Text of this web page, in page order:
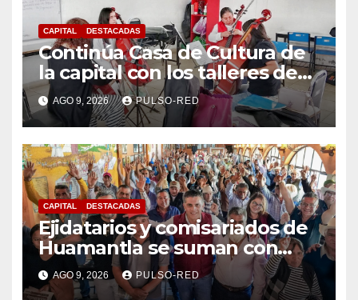
CAPITAL DESTACADAS
Continúa Casa de Cultura de
la capital con los talleres de
Danzas Polinesias y
Violoncello; las inscripciones
siguen abiertas
AGO 9, 2026 PULSO-RED
CAPITAL DESTACADAS
Ejidatarios y comisariados de
Huamantla se suman con
Alfonso Sánchez, respaldan
su proyecto de defensa
AGO 9, 2026 PULSO-RED